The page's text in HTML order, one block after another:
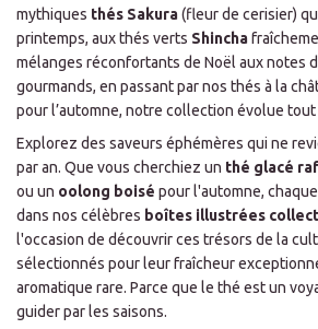
mythiques thés Sakura(fleur de cerisier)
printemps, aux thés verts Shincha
mélanges réconfortants de Noël aux notes
gourmands, en passant par nos thés à la
pour l’automne, notre collection évolue
Explorez des saveurs éphémères qui ne
par an. Que vous cherchiez un thé glacé
ou un oolong boisé pour l'automne,
dans nos célèbres boîtes illustrées
l'occasion de découvrir ces trésors de la
sélectionnés pour leur fraîcheur
aromatique rare. Parce que le thé est un
guider par les saisons.